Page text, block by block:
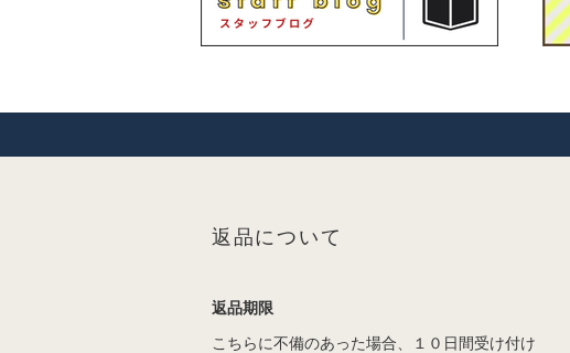
返品について
返品期限
こちらに不備のあった場合、１０日間受け付け